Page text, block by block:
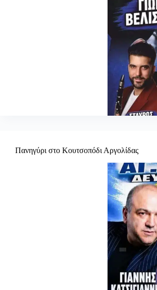
Πανηγύρι στο Κουτσοπόδι Αργολίδας